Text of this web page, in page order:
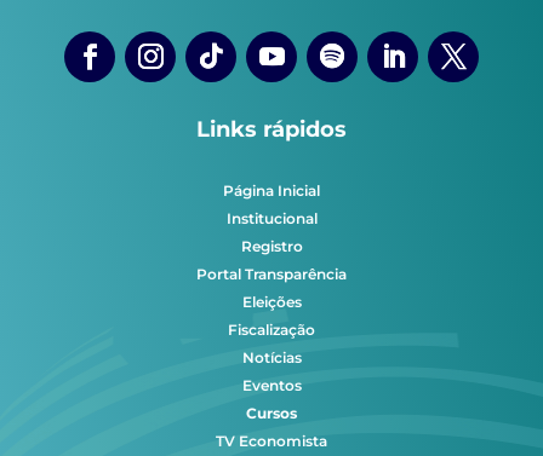
Links rápidos
Página Inicial
Institucional
Registro
Portal Transparência
Eleições
Fiscalização
Notícias
Eventos
Cursos
TV Economista